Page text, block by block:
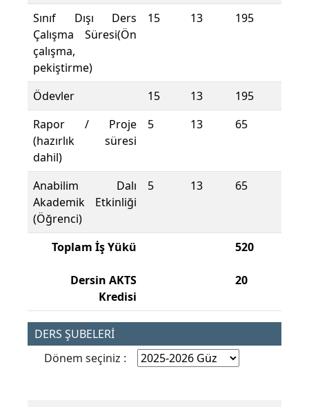
Sınıf Dışı Ders
Çalışma Süresi(Ön
çalışma,
pekiştirme)
15 13 195
Ödevler 15 13
195
Rapor / Proje
(hazırlık süresi
dahil)
5 13 65
Anabilim Dalı
Akademik Etkinliği
(Öğrenci)
5 13 65
Toplam İş Yükü
Dersin AKTS
Kredisi
520
20
DERS ŞUBELERİ
Dönem seçiniz :